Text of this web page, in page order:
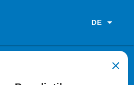
DE
close